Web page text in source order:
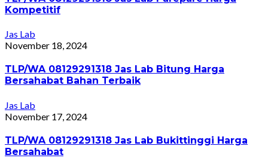
Kompetitif
Jas Lab
November 18, 2024
TLP/WA 08129291318 Jas Lab Bitung Harga
Bersahabat Bahan Terbaik
Jas Lab
November 17, 2024
TLP/WA 08129291318 Jas Lab Bukittinggi Harga
Bersahabat